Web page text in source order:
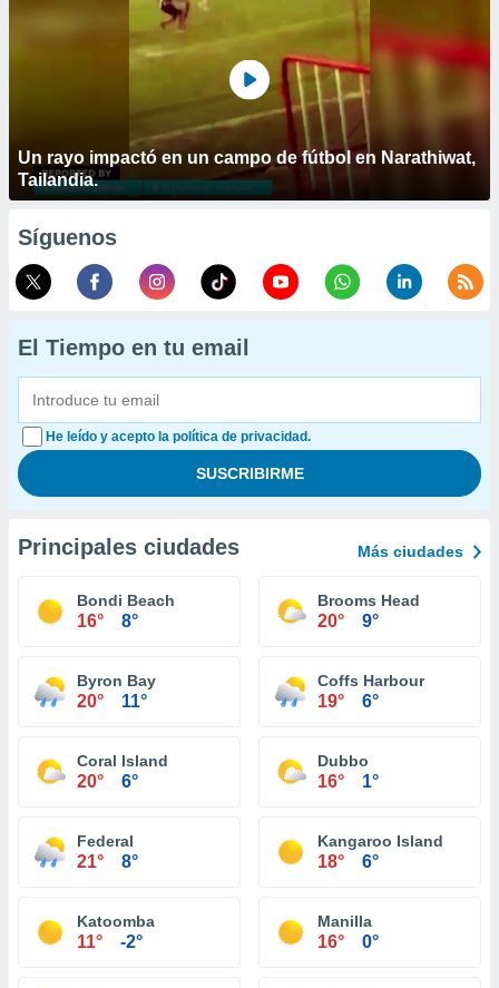
Un rayo impactó en un campo de fútbol en Narathiwat,
Tailandia.
Síguenos
El Tiempo en tu email
He leído y acepto la política de privacidad.
Principales ciudades Más ciudades
Bondi Beach
16° 8°
Brooms Head
20° 9°
Byron Bay
20° 11°
Coffs Harbour
19° 6°
Coral Island
20° 6°
Dubbo
16° 1°
Federal
21° 8°
Kangaroo Island
18° 6°
Katoomba
11° -2°
Manilla
16° 0°